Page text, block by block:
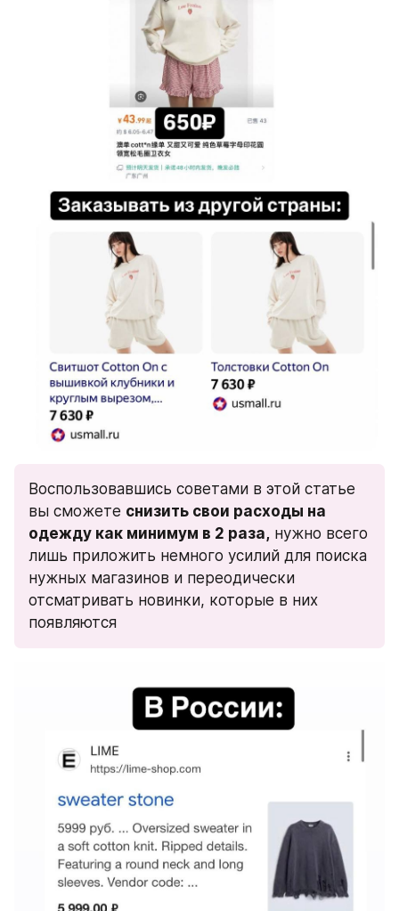
Воспользовавшись советами в этой статье
вы сможете снизить свои расходы на
одежду как минимум в 2 раза, нужно всего
лишь приложить немного усилий для поиска
нужных магазинов и переодически
отсматривать новинки, которые в них
появляются